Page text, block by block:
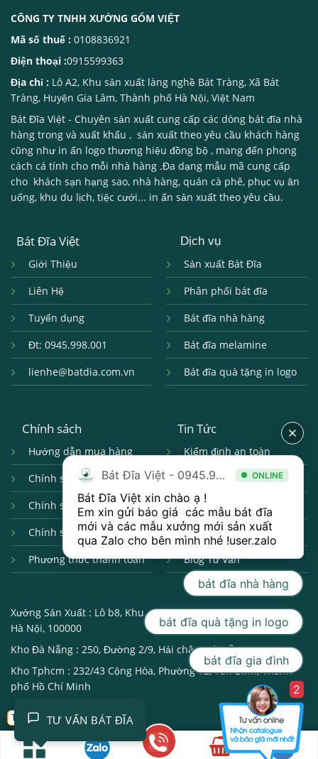
Trở về
CÔNG TY TNHH XƯỞNG GỐM VIỆT
Mã số thuế : 0108836921
Điện thoại :0915599363
Địa chỉ : Lô A2, Khu sản xuất làng nghề Bát Tràng, Xã Bát
Tràng, Huyện Gia Lâm, Thành phố Hà Nội, Việt Nam
Bát Đĩa Việt - Chuyên sản xuất cung cấp các dòng bát đĩa nhà
hàng trong và xuất khẩu , sản xuất theo yêu cầu khách hàng
cũng như in ấn logo thương hiệu đồng bộ , mang đến phong
cách cá tính cho mỗi nhà hàng .Đa dạng mẫu mã cung cấp
cho khách sạn hạng sao, nhà hàng, quán cà phê, phục vụ ăn
uống, khu du lịch, tiệc cưới... in ấn sản xuất theo yêu cầu.
Bát Đĩa Việt
Giới Thiệu
Liên Hệ
Tuyển dụng
Đt: 0945.998.001
lienhe@batdia.com.vn
Dịch vụ
Sản xuất Bát Đĩa
Phân phối bát đĩa
Bát đĩa nhà hàng
Bát đĩa melamine
Bát đĩa quà tặng in logo
Chính sách
Hướng dẫn mua hàng
Chính sách giao nhận
Chính sách đổi trả
Chính sách bảo mật
Phương thức thanh toán
Tin Tức
Kiểm định an toàn
Câu hỏi thường gặp
Hợp tác bán hàng
Catalogue Bát Đĩa
Blog Tư Vấn
Xưởng Sản Xuất : Lô b8, Khu công nghiệp, Bát Tràng, Gia Lâm,
Hà Nội, 100000
Kho Đà Nẵng : 250, Đường 2/9, Hải châu, Đà Nẵng, 550000
Kho Tphcm : 232/43 Cộng Hòa, Phường 12, Tân Bình, Thành
phố Hồ Chí Minh
Bát Đĩa Việt- Chuyên Bát Đĩa nhà hàng khách sạn- 2022
TƯ VẤN BÁT ĐĨA
Bát Đĩa Việt - 0945.998.001 ONLINE
Bát Đĩa Việt xin chào ạ !
Em xin gửi báo giá  các mẫu bát đĩa
mới và các mẫu xưởng mới sản xuất
qua Zalo cho bên mình nhé !user.zalo
bát đĩa nhà hàng
bát đĩa quà tặng in logo
bát đĩa gia đình
2